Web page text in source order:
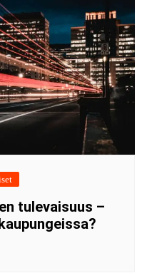
tulevaisuus –